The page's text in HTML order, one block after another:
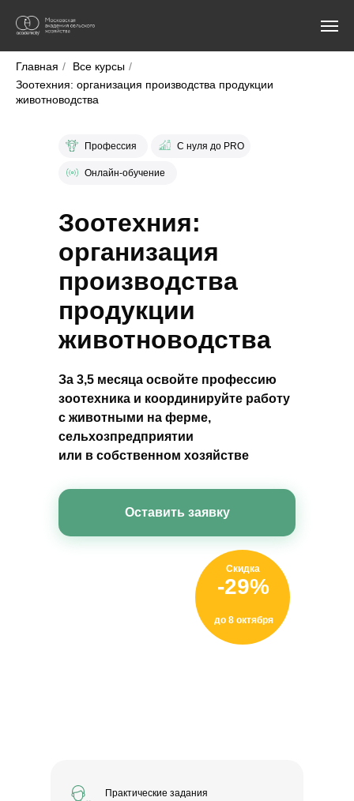
Главная / Все курсы /
Зоотехния: организация производства продукции
животноводства
Скидка
до 8 октября
-28%
Практические задания
Онлайн-обучение
Зоотехния:
организация
производства
продукции
животноводства
За 3,5 месяца освойте профессию
зоотехника и координируйте работу
с животными на ферме,
сельхозпредприятии
или в собственном хозяйстве
Оставить заявку
Профессия С нуля до PRO
Скидка
до 8 октября
-29%